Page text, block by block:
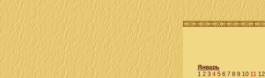
Январь
1 2 3 4 5 6 7 8 9 10 11 12